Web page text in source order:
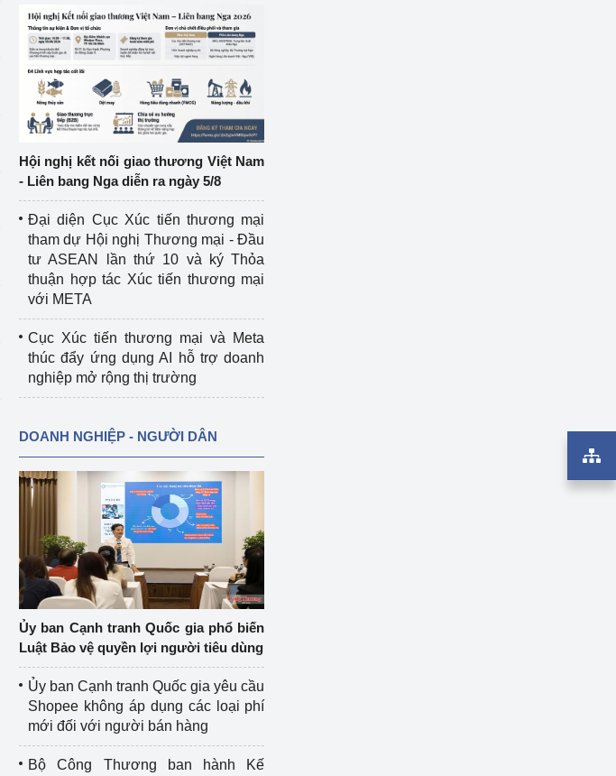
Hội nghị kết nối giao thương Việt Nam
- Liên bang Nga diễn ra ngày 5/8
Đại diện Cục Xúc tiến thương mại
tham dự Hội nghị Thương mại - Đầu
tư ASEAN lần thứ 10 và ký Thỏa
thuận hợp tác Xúc tiến thương mại
với META
Cục Xúc tiến thương mại và Meta
thúc đẩy ứng dụng AI hỗ trợ doanh
nghiệp mở rộng thị trường
DOANH NGHIỆP - NGƯỜI DÂN
Ủy ban Cạnh tranh Quốc gia phổ biến
Luật Bảo vệ quyền lợi người tiêu dùng
Ủy ban Cạnh tranh Quốc gia yêu cầu
Shopee không áp dụng các loại phí
mới đối với người bán hàng
Bộ Công Thương ban hành Kế